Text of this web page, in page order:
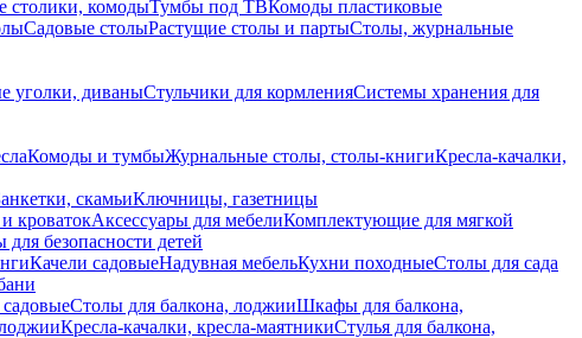
столики, комодыТумбы под ТВКомоды пластиковые
Садовые столыРастущие столы и партыСтолы, журнальные
уголки, диваныСтульчики для кормленияСистемы хранения для
Комоды и тумбыЖурнальные столы, столы-книгиКресла-качалки,
скамьиКлючницы, газетницы
кроватокАксессуары для мебелиКомплектующие для мягкой
для безопасности детей
Качели садовыеНадувная мебельКухни походныеСтолы для сада
Столы для балкона, лоджииШкафы для балкона,
Кресла-качалки, кресла-маятникиСтулья для балкона,